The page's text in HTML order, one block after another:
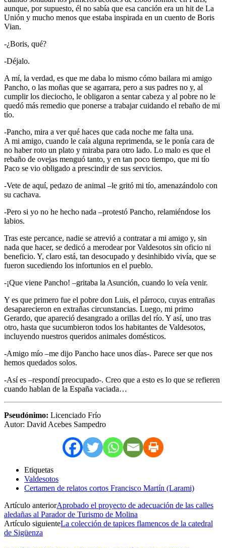
aunque, por supuesto, él no sabía que esa canción era un hit de La
Unión y mucho menos que estaba inspirada en un cuento de Boris
Vian.
-¿Boris, qué?
-Déjalo.
A mí, la verdad, es que me daba lo mismo cómo bailara mi amigo
Pancho, o las moñas que se agarrara, pero a sus padres no y, al
cumplir los dieciocho, le obligaron a sentar cabeza y al pobre no le
quedó más remedio que ponerse a trabajar cuidando el rebaño de mi
tío.
-Pancho, mira a ver qué haces que cada noche me falta una.
A mi amigo, cuando le caía alguna reprimenda, se le ponía cara de
no haber roto un plato y miraba para otro lado. Lo malo es que el
rebaño de ovejas menguó tanto, y en tan poco tiempo, que mi tío
Paco se vio obligado a prescindir de sus servicios.
-Vete de aquí, pedazo de animal –le gritó mi tío, amenazándolo con
su cachava.
-Pero si yo no he hecho nada –protestó Pancho, relamiéndose los
labios.
Tras este percance, nadie se atrevió a contratar a mi amigo y, sin
nada que hacer, se dedicó a merodear por Valdesotos sin oficio ni
beneficio. Y, claro está, tan desocupado y desinhibido vivía, que se
fueron sucediendo los infortunios en el pueblo.
-¡Que viene Pancho! –gritaba la Asunción, cuando lo veía venir.
Y es que primero fue el pobre don Luis, el párroco, cuyas entrañas
desaparecieron en extrañas circunstancias. Luego, mi primo
Gerardo, que apareció desangrado a orillas del río. Y así, uno tras
otro, hasta que sucumbieron todos los habitantes de Valdesotos,
incluyendo nuestros queridos animales domésticos.
-Amigo mío –me dijo Pancho hace unos días-. Parece ser que nos
hemos quedados solos.
-Así es –respondí preocupado-. Creo que a esto es lo que se refieren
cuando hablan de la España vaciada…
Pseudónimo: Licenciado Frío
Autor: David Acebes Sampedro
Etiquetas
Valdesotos
Certamen de relatos cortos Francisco Martín (Larami)
Artículo anteriorAprobado el proyecto de adecuación de las calles
aledañas al Parador de Turismo de Molina
Artículo siguienteLa colección de tapices flamencos de la catedral
de Sigüenza